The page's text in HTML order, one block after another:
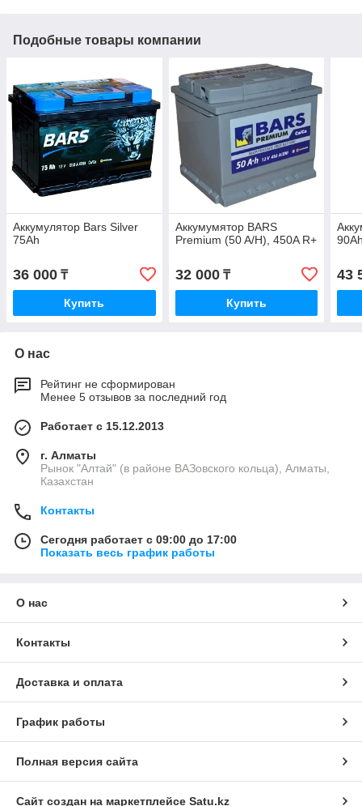
Подобные товары компании
Аккумулятор Bars Silver
75Ah
36 000 ₸
Купить
Аккумумятор BARS
Premium (50 A/H), 450A R+
32 000₸
Купить
43
О нас
Рейтинг не сформирован
Менее 5 отзывов за последний год
Работает с 15.12.2013
г. Алматы
Рынок "Алтай" (в районе ВАЗовского кольца), Алматы,
Казахстан
Контакты
Сегодня работает с 09:00 до 17:00
Показать весь график работы
О нас
Контакты
Доставка и оплата
График работы
Полная версия сайта
Сайт создан на маркетплейсе Satu.kz